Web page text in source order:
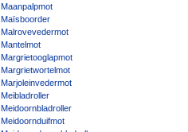
Maanpalpmot
Maïsboorder
Malrovevedermot
Mantelmot
Margrietooglapmot
Margrietwortelmot
Marjoleinvedermot
Meibladroller
Meidoornbladroller
Meidoornduifmot